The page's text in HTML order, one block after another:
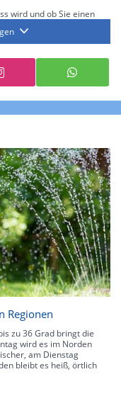
wird und ob Sie einen
offiziellen Richtlinien
Regen- bzw.
Die hellen Blautöne
mit einer
mäßige bis
können bereits Gewitter
mit
Zuggeschwindigkeit der
abgeschätzt
gibt es eine
So sehen Sie genau,
zu rechnen ist bzw.
Niederschlagsfront.
Regionen
zu 36 Grad bringt die
wird es im Norden
am Dienstag
bleibt es heiß, örtlich